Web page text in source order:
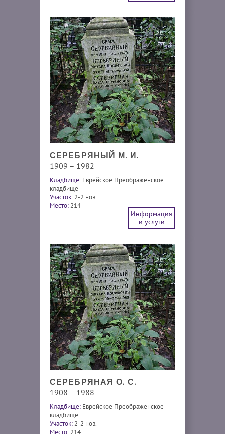
СЕРЕБРЯНЫЙ М. И.
1909 – 1982
Кладбище: Еврейское Преображенское
кладбище
Участок: 2-2 нов.
Место: 214
Информация
и услуги
СЕРЕБРЯНАЯ О. С.
1908 – 1988
Кладбище: Еврейское Преображенское
кладбище
Участок: 2-2 нов.
Место: 214